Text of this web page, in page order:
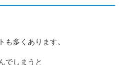
も多くあります。
でしまうと